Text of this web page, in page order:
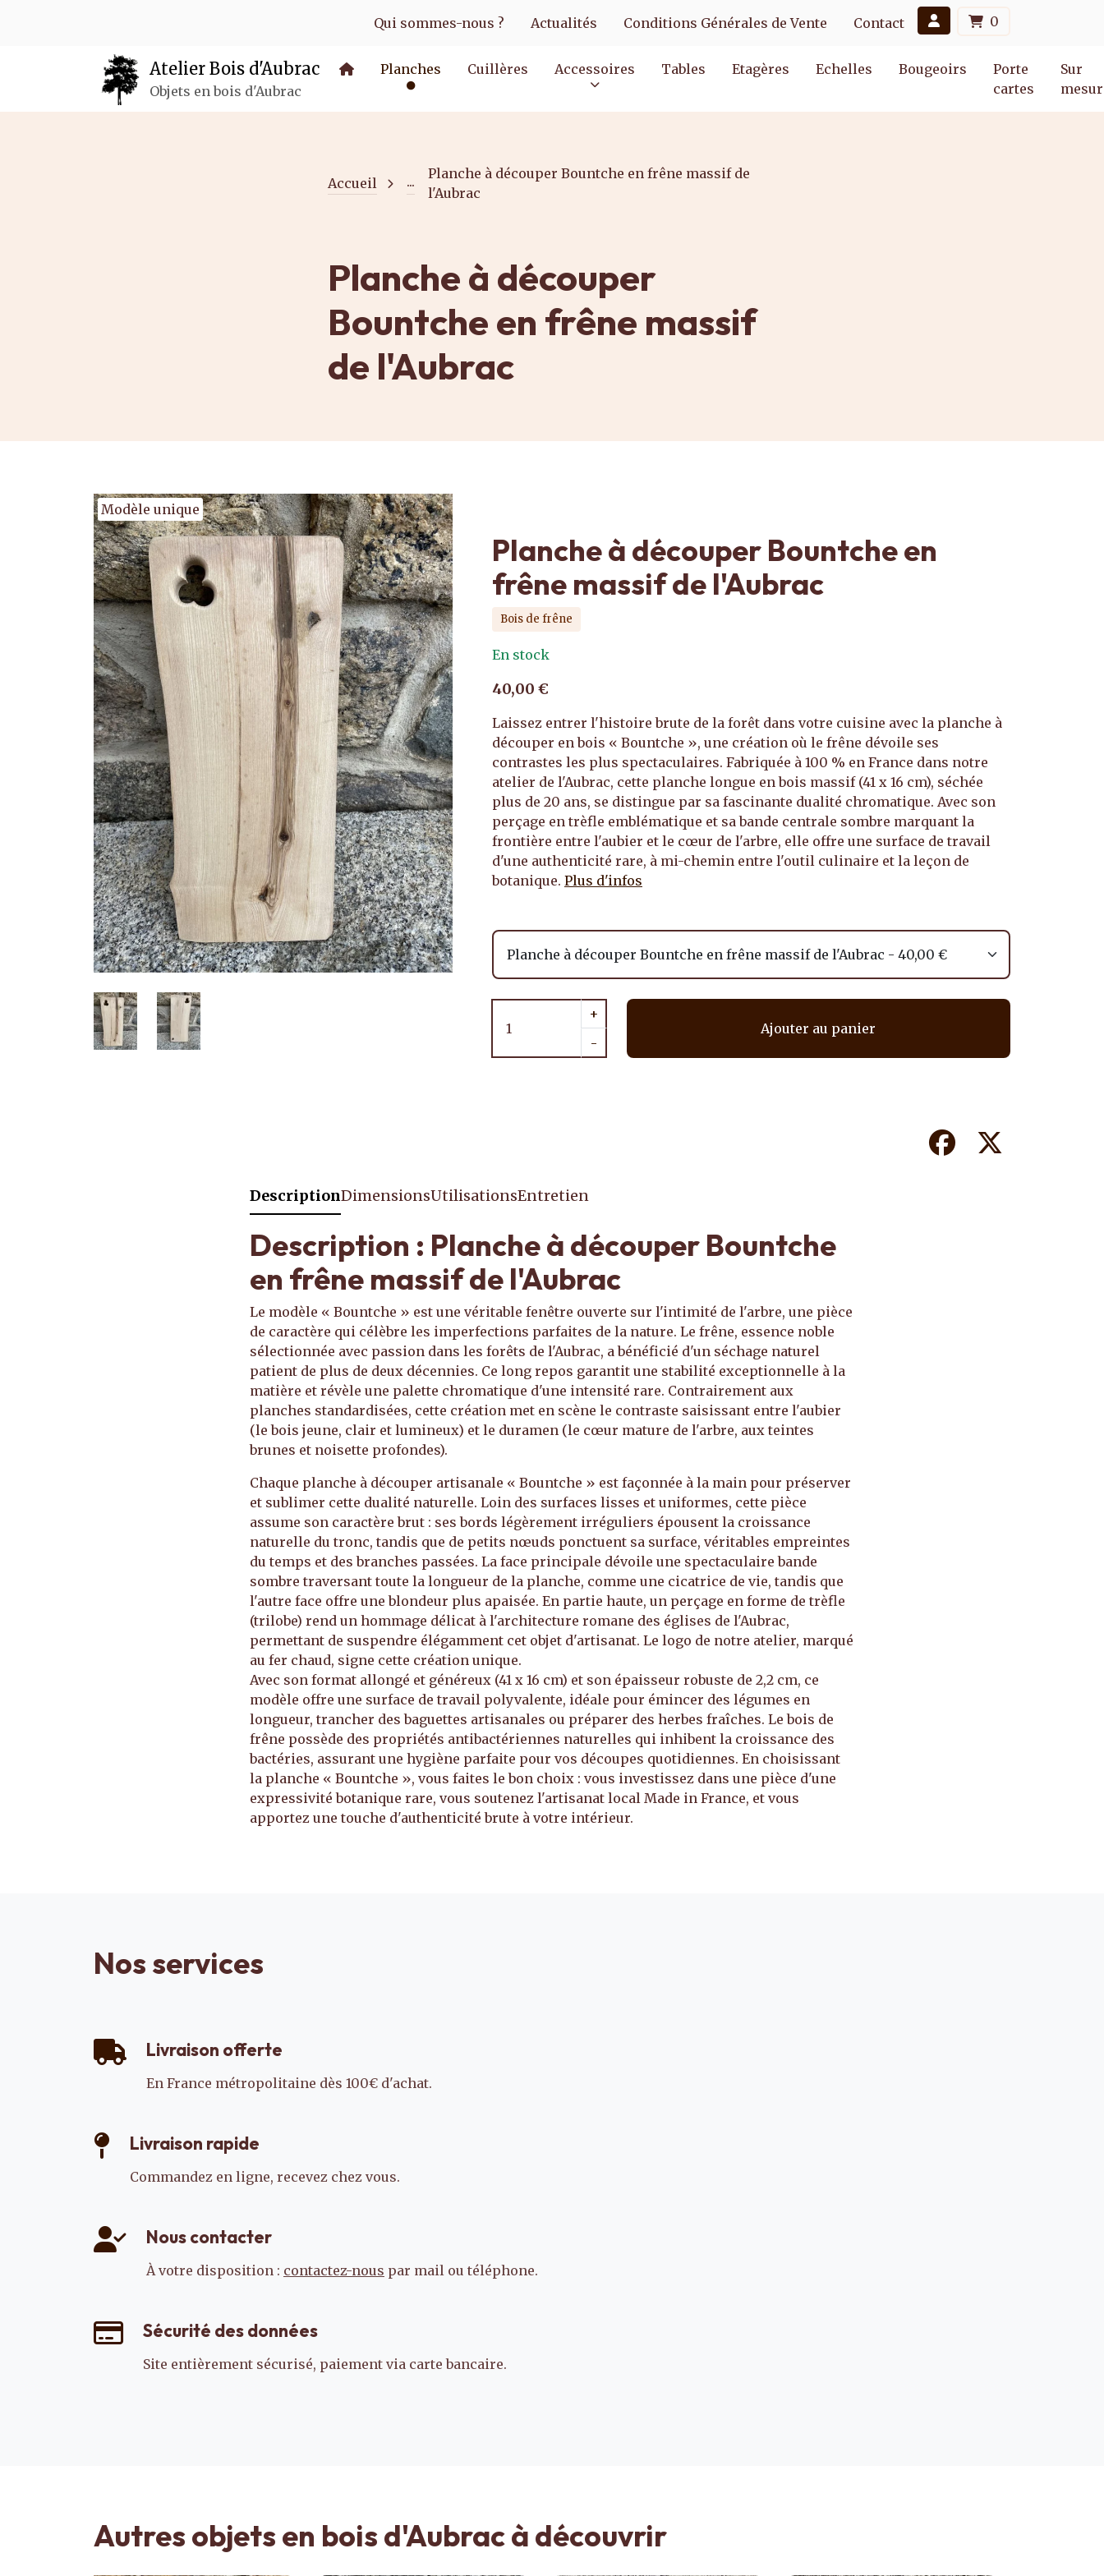
Qui sommes-nous ? Actualités Conditions Générales de Vente Contact 0
Atelier Bois d'Aubrac
Objets en bois d'Aubrac
Planches Cuillères Accessoires Tables Etagères Echelles Bougeoirs
Porte
cartes
Sur
Accueil ...
Planche à découper Bountche en frêne massif de
l'Aubrac
Planche à découper
Bountche en frêne massif
de l'Aubrac
Modèle unique
Planche à découper Bountche en
frêne massif de l'Aubrac
Bois de frêne
En stock
40,00 €
Laissez entrer l'histoire brute de la forêt dans votre cuisine avec la planche à
découper en bois « Bountche », une création où le frêne dévoile ses
contrastes les plus spectaculaires. Fabriquée à 100 % en France dans notre
atelier de l'Aubrac, cette planche longue en bois massif (41 x 16 cm), séchée
plus de 20 ans, se distingue par sa fascinante dualité chromatique. Avec son
perçage en trèfle emblématique et sa bande centrale sombre marquant la
frontière entre l'aubier et le cœur de l'arbre, elle offre une surface de travail
d'une authenticité rare, à mi-chemin entre l'outil culinaire et la leçon de
botanique. Plus d'infos
+
-
Ajouter au panier
Facebook
DescriptionDimensionsUtilisationsEntretien
Description : Planche à découper Bountche
en frêne massif de l'Aubrac
Le modèle « Bountche » est une véritable fenêtre ouverte sur l'intimité de l'arbre, une pièce
de caractère qui célèbre les imperfections parfaites de la nature. Le frêne, essence noble
sélectionnée avec passion dans les forêts de l'Aubrac, a bénéficié d'un séchage naturel
patient de plus de deux décennies. Ce long repos garantit une stabilité exceptionnelle à la
matière et révèle une palette chromatique d'une intensité rare. Contrairement aux
planches standardisées, cette création met en scène le contraste saisissant entre l'aubier
(le bois jeune, clair et lumineux) et le duramen (le cœur mature de l'arbre, aux teintes
brunes et noisette profondes).
Chaque planche à découper artisanale « Bountche » est façonnée à la main pour préserver
et sublimer cette dualité naturelle. Loin des surfaces lisses et uniformes, cette pièce
assume son caractère brut : ses bords légèrement irréguliers épousent la croissance
naturelle du tronc, tandis que de petits nœuds ponctuent sa surface, véritables empreintes
du temps et des branches passées. La face principale dévoile une spectaculaire bande
sombre traversant toute la longueur de la planche, comme une cicatrice de vie, tandis que
l'autre face offre une blondeur plus apaisée. En partie haute, un perçage en forme de trèfle
(trilobe) rend un hommage délicat à l'architecture romane des églises de l'Aubrac,
permettant de suspendre élégamment cet objet d'artisanat. Le logo de notre atelier, marqué
au fer chaud, signe cette création unique.
Avec son format allongé et généreux (41 x 16 cm) et son épaisseur robuste de 2,2 cm, ce
modèle offre une surface de travail polyvalente, idéale pour émincer des légumes en
longueur, trancher des baguettes artisanales ou préparer des herbes fraîches. Le bois de
frêne possède des propriétés antibactériennes naturelles qui inhibent la croissance des
bactéries, assurant une hygiène parfaite pour vos découpes quotidiennes. En choisissant
la planche « Bountche », vous faites le bon choix : vous investissez dans une pièce d'une
expressivité botanique rare, vous soutenez l'artisanat local Made in France, et vous
apportez une touche d'authenticité brute à votre intérieur.
Nos services
Livraison offerte
En France métropolitaine dès 100€ d'achat.
Livraison rapide
Commandez en ligne, recevez chez vous.
Nous contacter
À votre disposition : contactez-nous par mail ou téléphone.
Sécurité des données
Site entièrement sécurisé, paiement via carte bancaire.
Autres objets en bois d'Aubrac à découvrir